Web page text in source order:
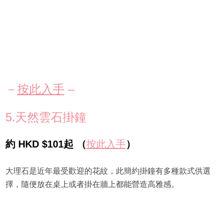
－ 按此入手 –
5.天然雲石掛鐘
約 HKD $101起 （按此入手）
大理石是近年最受歡迎的花紋，此簡約掛鐘有多種款式供選
擇，隨便放在桌上或者掛在牆上都能營造高雅感。